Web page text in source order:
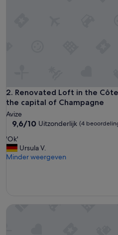
2. Renovated Loft in the
the capital of Champagne
Renovated Loft in the Côte
Avize
9.6
10,
Uitzonderlijk,
(4
9,6/10 Uitzonderlijk (4
'
O
k
'Ok'
Ursula V.
Minder weergeven
Character house from 1894